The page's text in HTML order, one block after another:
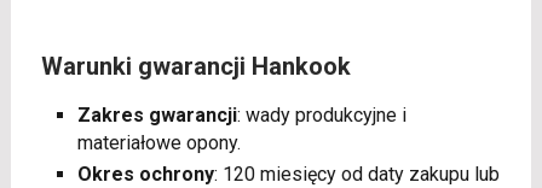
Warunki gwarancji Hankook
Zakres gwarancji: wady produkcyjne i
materiałowe opony.
Okres ochrony: 120 miesięcy od daty zakupu lub